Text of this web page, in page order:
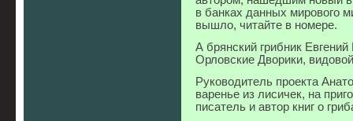
в банках данных мирового
вышло, читайте в номере.
А брянский грибник
Орловские Дворики,
Руководитель проекта
варенье из лисичек, на
писатель и автор книг о